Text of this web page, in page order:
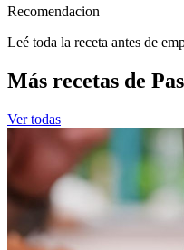
Recomendacion
Leé toda la receta antes de
Más recetas de
Ver todas